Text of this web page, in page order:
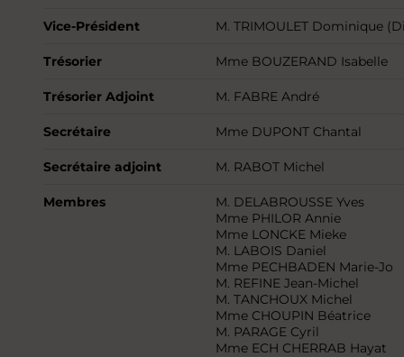
Vice-Président M. TRIMOULET Dominique
Trésorier Mme BOUZERAND Isabelle
Trésorier Adjoint M. FABRE André
Secrétaire Mme DUPONT Chantal
Secrétaire adjoint M. RABOT Michel
Membres
M. DELABROUSSE Yves
Mme PHILOR Annie
Mme LONCKE Mieke
M. LABOIS Daniel
Mme PECHBADEN Marie-Jo
M. REFINE Jean-Michel
M. TANCHOUX Michel
Mme CHOUPIN Béatrice
M. PARAGE Cyril
Mme ECH CHERRAB Hayat